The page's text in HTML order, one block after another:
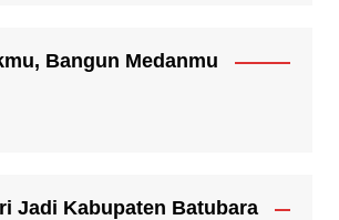
Bangun Medanmu
Jadi Kabupaten Batubara